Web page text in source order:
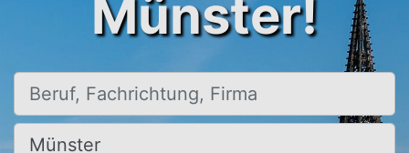
Münster!
Beruf, Fachrichtung, Firma
Ort, Stadt